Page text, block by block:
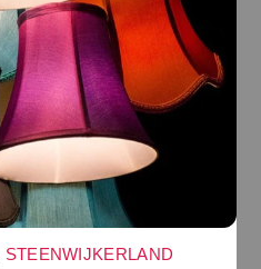
STEENWIJKERLAND